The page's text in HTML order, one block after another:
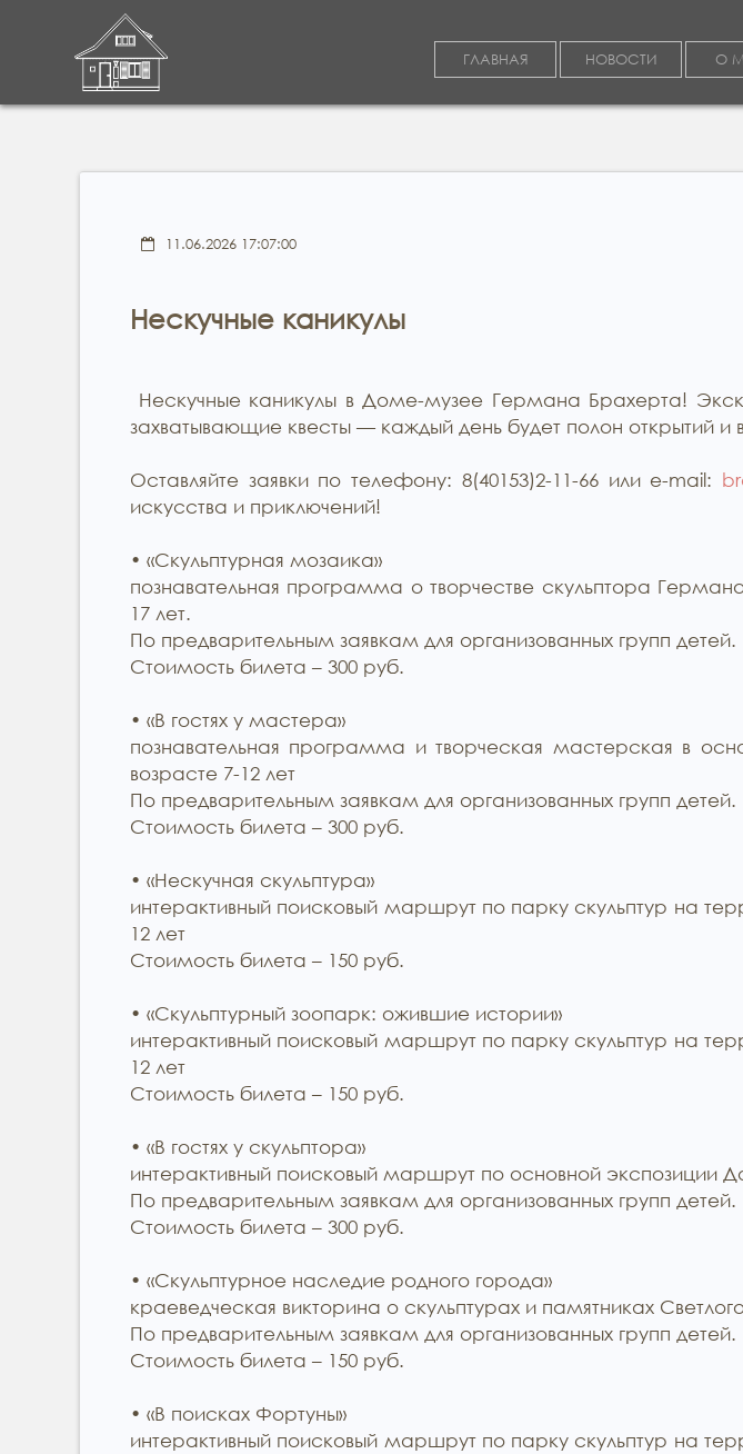
ГЛАВНАЯ НОВОСТИ О
11.06.2026 17:07:00
Нескучные каникулы
Нескучные каникулы в Доме-музее Германа Брахерта!
захватывающие квесты — каждый день будет полон открытий и
Оставляйте заявки по телефону: 8(40153)2-11-66 или e-mail:
искусства и приключений!
• «Скульптурная мозаика»
познавательная программа о творчестве скульптора
17 лет.
По предварительным заявкам для организованных групп детей.
Стоимость билета – 300 руб.
• «В гостях у мастера»
познавательная программа и творческая мастерская в
возрасте 7-12 лет
По предварительным заявкам для организованных групп детей.
Стоимость билета – 300 руб.
• «Нескучная скульптура»
интерактивный поисковый маршрут по парку скульптур на
12 лет
Стоимость билета – 150 руб.
• «Скульптурный зоопарк: ожившие истории»
интерактивный поисковый маршрут по парку скульптур на
12 лет
Стоимость билета – 150 руб.
• «В гостях у скульптора»
интерактивный поисковый маршрут по основной экспозиции
По предварительным заявкам для организованных групп детей.
Стоимость билета – 300 руб.
• «Скульптурное наследие родного города»
краеведческая викторина о скульптурах и памятниках
По предварительным заявкам для организованных групп детей.
Стоимость билета – 150 руб.
• «В поисках Фортуны»
интерактивный поисковый маршрут по парку скульптур на